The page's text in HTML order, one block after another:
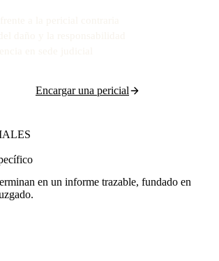
Encargar una pericial
en un informe trazable, fundado en